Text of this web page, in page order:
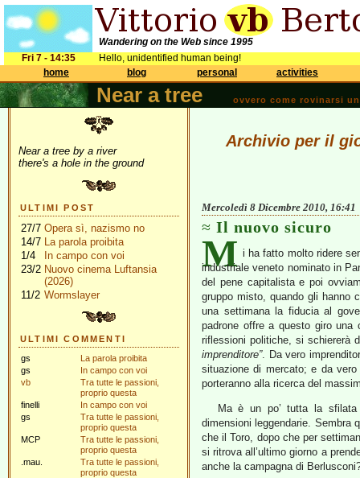
Wandering on the Web since 1995
Fri 7 - 14:35
Hello, unidentified human being!
home
blog personal activities
Near a tree ovvero come rovinarsi
Near a tree by a river
there's a hole in the ground
ULTIMI POST
27/7 Opera sì, nazismo no
14/7 La parola proibita
1/4
In campo con voi
23/2 Nuovo cinema Luftansia
(2026)
11/2 Wormslayer
ULTIMI COMMENTI
gs
La parola proibita
gs
In campo con voi
vb
Tra tutte le passioni,
proprio questa
finelli
In campo con voi
gs
Tra tutte le passioni,
proprio questa
MCP
Tra tutte le passioni,
proprio questa
.mau.
Tra tutte le passioni,
proprio questa
Archivio per il
Mercoledì 8 Dicembre 2010, 16:41
Il nuovo sicuro
M i ha fatto molto ridere
industriale veneto nominato in
del pene capitalista e poi
gruppo misto, quando gli hanno
una settimana la fiducia al
padrone offre a questo giro
riflessioni politiche, si schiererà
imprenditore”. Da vero
situazione di mercato; e da
porteranno alla ricerca del
Ma è un po’ tutta la sfilata
dimensioni leggendarie. Sembra
che il Toro, dopo che per
si ritrova all’ultimo giorno a
anche la campagna di